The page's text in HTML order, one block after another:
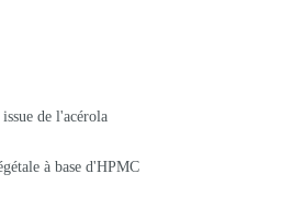
de l'acérola
à base d'HPMC